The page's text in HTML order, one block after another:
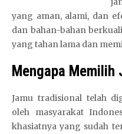
yang aman, alami, dan
dan bahan-bahan
yang tahan lama dan
Mengapa
Jamu tradisional telah
oleh masyarakat
khasiatnya yang sudah